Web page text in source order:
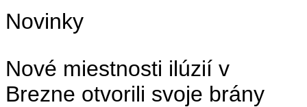
Novinky
Nové miestnosti ilúzií v
Brezne otvorili svoje brány